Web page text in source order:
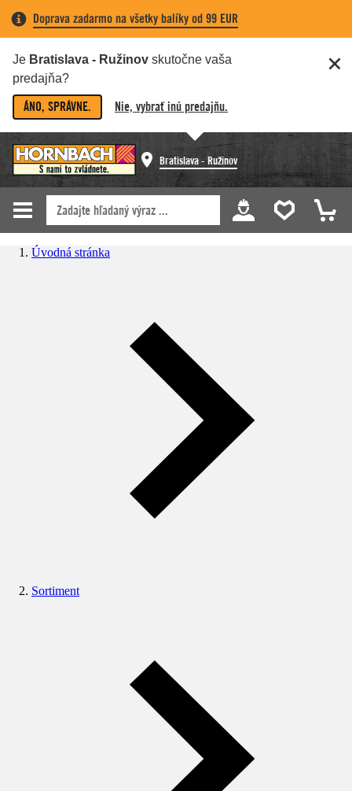
Doprava zadarmo na všetky balíky od 99 EUR
Je Bratislava - Ružinov skutočne vaša
predajňa?
ÁNO, SPRÁVNE. Nie, vybrať inú predajňu.
Bratislava - Ružinov
Úvodná stránka
Sortiment